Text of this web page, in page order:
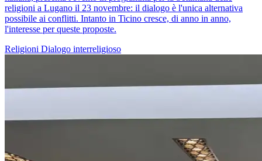
religioni a Lugano il 23 novembre: il dialogo è l'unica alternativa
possibile ai conflitti. Intanto in Ticino cresce, di anno in anno,
l'interesse per queste proposte.
Religioni Dialogo interreligioso